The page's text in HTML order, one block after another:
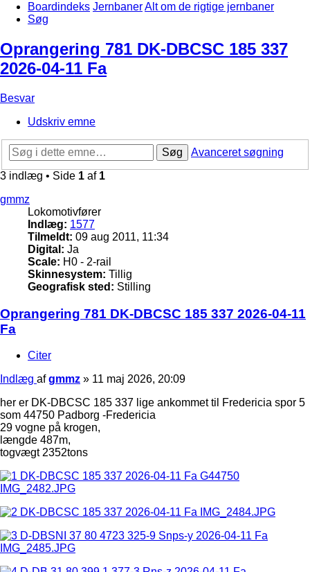
Boardindeks JernbanerAlt om de rigtige jernbaner
Søg
Oprangering 781 DK-DBCSC 185 337
2026-04-11 Fa
Besvar
Udskriv emne
Søg
Avanceret søgning
3 indlæg • Side 1 af 1
gmmz
Lokomotivfører
Indlæg: 1577
Tilmeldt: 09 aug 2011, 11:34
Digital: Ja
Scale: H0 - 2-rail
Skinnesystem: Tillig
Geografisk sted: Stilling
Oprangering 781 DK-DBCSC 185 337 2026-04-11
Fa
Citer
Indlæg afgmmz » 11 maj 2026, 20:09
her er DK-DBCSC 185 337 lige ankommet til Fredericia spor 5
som 44750 Padborg -Fredericia
29 vogne på krogen,
længde 487m,
togvægt 2352tons